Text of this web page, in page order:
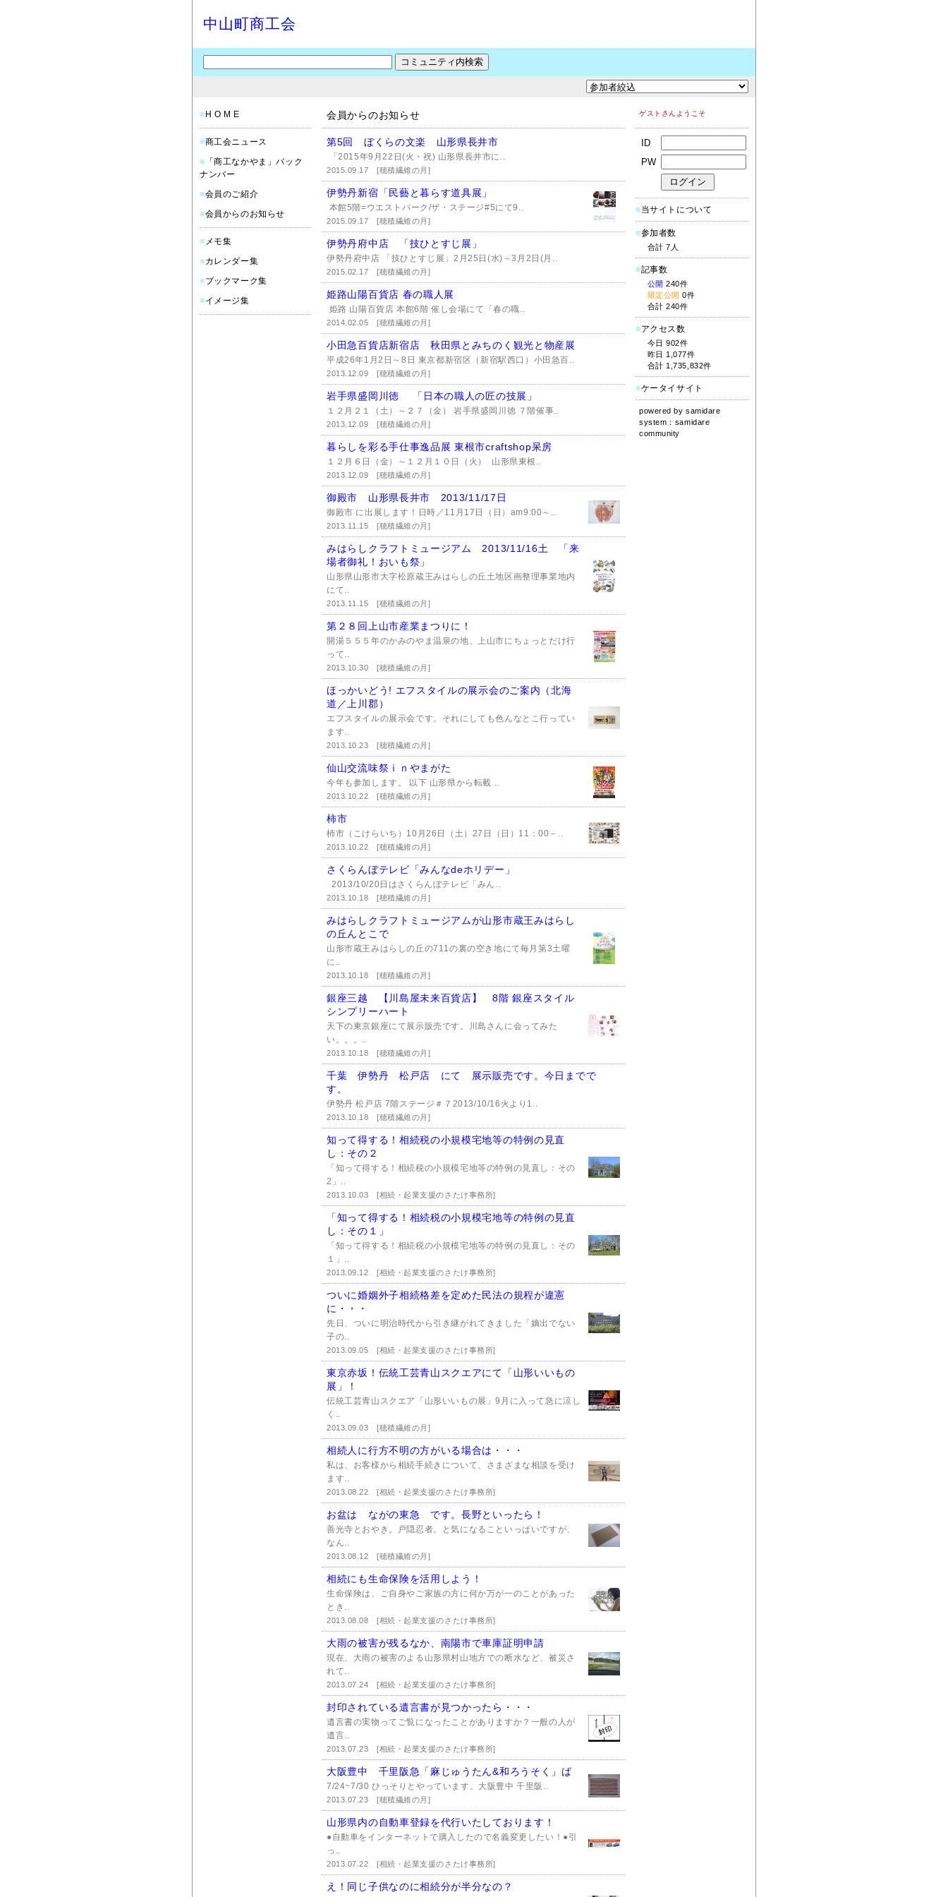
中山町商工会
■ H O M E
■商工会ニュース
■ 「商工なかやま」バック
ナンバー
■会員のご紹介
■会員からのお知らせ
■ メモ集
■カレンダー集
■ブックマーク集
■イメージ集
会員からのお知らせ
第5回 ぼくらの文楽 山形県長井市
「2015年9月22日(火・祝) 山形県長井市に..
2015.09.17[穂積繊維の月]
伊勢丹新宿「民藝と暮らす道具展」
本館5階=ウエストパーク/ザ・ステージ#5にて9..
2015.09.17[穂積繊維の月]
伊勢丹府中店 「技ひとすじ展」
伊勢丹府中店 「技ひとすじ展」2月25日(水)～3月2日(月..
2015.02.17[穂積繊維の月]
姫路山陽百貨店 春の職人展
姫路 山陽百貨店 本館6階 催し会場にて「春の職..
2014.02.05[穂積繊維の月]
小田急百貨店新宿店 秋田県とみちのく観光と物産展
平成26年1月2日～8日 東京都新宿区（新宿駅西口）小田急百..
2013.12.09[穂積繊維の月]
岩手県盛岡川徳 「日本の職人の匠の技展」
１２月２１（土）～２７（金） 岩手県盛岡川徳 ７階催事..
2013.12.09[穂積繊維の月]
暮らしを彩る手仕事逸品展 東根市craftshop呆房
１２月６日（金）～１２月１０日（火） 山形県東根..
2013.12.09[穂積繊維の月]
御殿市 山形県長井市 2013/11/17日
御殿市 に出展します！日時／11月17日（日）am9:00～..
2013.11.15[穂積繊維の月]
みはらしクラフトミュージアム 2013/11/16土 「来
場者御礼！おいも祭」
山形県山形市大字松原蔵王みはらしの丘土地区画整理事業地内
にて..
2013.11.15[穂積繊維の月]
第２８回上山市産業まつりに！
開湯５５５年のかみのやま温泉の地、上山市にちょっとだけ行
って..
2013.10.30[穂積繊維の月]
ほっかいどう! エフスタイルの展示会のご案内（北海
道／上川郡）
エフスタイルの展示会です。それにしても色んなとこ行ってい
ます..
2013.10.23[穂積繊維の月]
仙山交流味祭ｉｎやまがた
今年も参加します。 以下 山形県から転載 ..
2013.10.22[穂積繊維の月]
柿市
杮市（こけらいち）10月26日（土）27日（日）11：00－..
2013.10.22[穂積繊維の月]
さくらんぼテレビ「みんなdeホリデー」
2013/10/20日はさくらんぼテレビ「みん..
2013.10.18[穂積繊維の月]
みはらしクラフトミュージアムが山形市蔵王みはらし
の丘んとこで
山形市蔵王みはらしの丘の711の裏の空き地にて毎月第3土曜
に..
2013.10.18[穂積繊維の月]
銀座三越 【川島屋未来百貨店】 8階 銀座スタイル
シンプリーハート
天下の東京銀座にて展示販売です。川島さんに会ってみた
い。。。..
2013.10.18[穂積繊維の月]
千葉 伊勢丹 松戸店 にて 展示販売です。今日までで
す。
伊勢丹 松戸店 7階ステージ＃７2013/10/16火より1..
2013.10.18[穂積繊維の月]
知って得する！相続税の小規模宅地等の特例の見直
し：その２
「知って得する！相続税の小規模宅地等の特例の見直し：その
2」..
2013.10.03[相続・起業支援のさたけ事務所]
「知って得する！相続税の小規模宅地等の特例の見直
し：その１」
「知って得する！相続税の小規模宅地等の特例の見直し：その
１」..
2013.09.12[相続・起業支援のさたけ事務所]
ついに婚姻外子相続格差を定めた民法の規程が違憲
に・・・
先日、ついに明治時代から引き継がれてきました「嫡出でない
子の..
2013.09.05[相続・起業支援のさたけ事務所]
東京赤坂！伝統工芸青山スクエアにて「山形いいもの
展」！
伝統工芸青山スクエア「山形いいもの展」9月に入って急に涼し
く..
2013.09.03[穂積繊維の月]
相続人に行方不明の方がいる場合は・・・
私は、お客様から相続手続きについて、さまざまな相談を受け
ます..
2013.08.22[相続・起業支援のさたけ事務所]
お盆は ながの東急 です。長野といったら！
善光寺とおやき。戸隠忍者。と気になることいっぱいですが、
なん..
2013.08.12[穂積繊維の月]
相続にも生命保険を活用しよう！
生命保険は、ご自身やご家族の方に何か万が一のことがあった
とき..
2013.08.08[相続・起業支援のさたけ事務所]
大雨の被害が残るなか、南陽市で車庫証明申請
現在、大雨の被害のよる山形県村山地方での断水など、被災さ
れて..
2013.07.24[相続・起業支援のさたけ事務所]
封印されている遺言書が見つかったら・・・
遺言書の実物ってご覧になったことがありますか？一般の人が
遺言..
2013.07.23[相続・起業支援のさたけ事務所]
大阪豊中 千里阪急「麻じゅうたん&和ろうそく」ば
7/24~7/30 ひっそりとやっています。大阪豊中 千里阪..
2013.07.23[穂積繊維の月]
山形県内の自動車登録を代行いたしております！
●自動車をインターネットで購入したので名義変更したい！●引
っ..
2013.07.22[相続・起業支援のさたけ事務所]
え！同じ子供なのに相続分が半分なの？
ゲストさんようこそ
ID
PW
■当サイトについて
■参加者数
合計 7人
■記事数
公開 240件
限定公開 0件
合計 240件
■アクセス数
今日 902件
昨日 1,077件
合計 1,735,832件
■ケータイサイト
powered bysamidare
system： samidare
community